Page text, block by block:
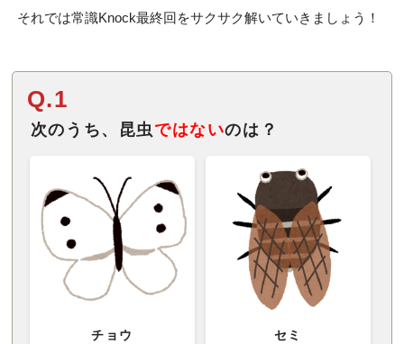
それでは常識Knock最終回をサクサク解いていきましょう！
Q.1
次のうち、昆虫 ではないのは？
チョウ セミ